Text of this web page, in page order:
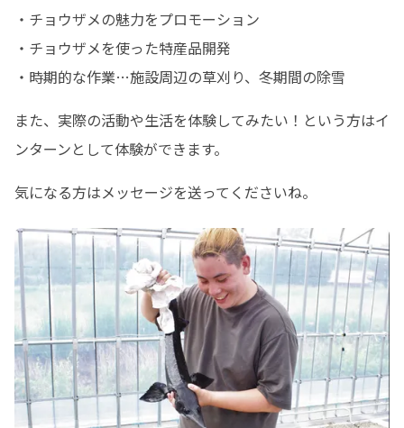
・チョウザメの魅力をプロモーション
・チョウザメを使った特産品開発
・時期的な作業…施設周辺の草刈り、冬期間の除雪
また、実際の活動や生活を体験してみたい！という方はイ
ンターンとして体験ができます。
気になる方はメッセージを送ってくださいね。